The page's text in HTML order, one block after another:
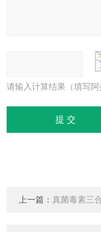
请输入计算结果（填写
上一篇：真菌毒素三